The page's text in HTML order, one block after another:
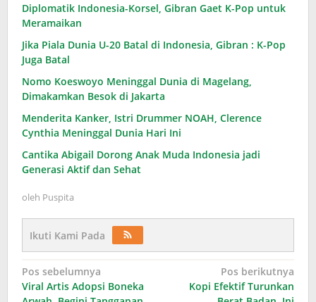
Diplomatik Indonesia-Korsel, Gibran Gaet K-Pop untuk
Meramaikan
Jika Piala Dunia U-20 Batal di Indonesia, Gibran : K-Pop
Juga Batal
Nomo Koeswoyo Meninggal Dunia di Magelang,
Dimakamkan Besok di Jakarta
Menderita Kanker, Istri Drummer NOAH, Clerence
Cynthia Meninggal Dunia Hari Ini
Cantika Abigail Dorong Anak Muda Indonesia jadi
Generasi Aktif dan Sehat
oleh Puspita
Ikuti Kami Pada
Navigasi
pos
Pos sebelumnya
Viral Artis Adopsi Boneka
Pos berikutnya
Kopi Efektif Turunkan